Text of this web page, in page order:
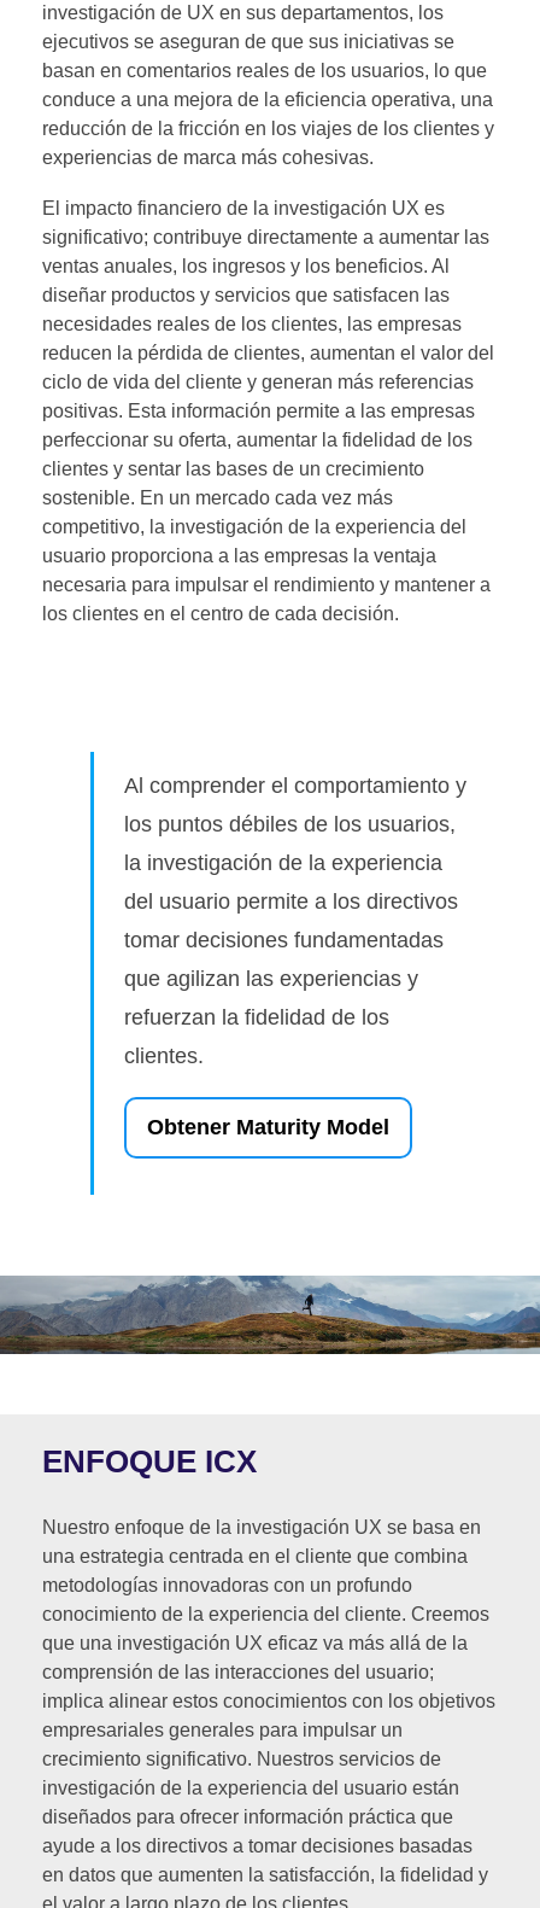
investigación de UX en sus departamentos, los
ejecutivos se aseguran de que sus iniciativas se
basan en comentarios reales de los usuarios, lo que
conduce a una mejora de la eficiencia operativa, una
reducción de la fricción en los viajes de los clientes y
experiencias de marca más cohesivas.
El impacto financiero de la investigación UX es
significativo; contribuye directamente a aumentar las
ventas anuales, los ingresos y los beneficios. Al
diseñar productos y servicios que satisfacen las
necesidades reales de los clientes, las empresas
reducen la pérdida de clientes, aumentan el valor del
ciclo de vida del cliente y generan más referencias
positivas. Esta información permite a las empresas
perfeccionar su oferta, aumentar la fidelidad de los
clientes y sentar las bases de un crecimiento
sostenible. En un mercado cada vez más
competitivo, la investigación de la experiencia del
usuario proporciona a las empresas la ventaja
necesaria para impulsar el rendimiento y mantener a
los clientes en el centro de cada decisión.
Al comprender el comportamiento y
los puntos débiles de los usuarios,
la investigación de la experiencia
del usuario permite a los directivos
tomar decisiones fundamentadas
que agilizan las experiencias y
refuerzan la fidelidad de los
clientes.
Obtener Maturity Model
ENFOQUE ICX
Nuestro enfoque de la investigación UX se basa en
una estrategia centrada en el cliente que combina
metodologías innovadoras con un profundo
conocimiento de la experiencia del cliente. Creemos
que una investigación UX eficaz va más allá de la
comprensión de las interacciones del usuario;
implica alinear estos conocimientos con los objetivos
empresariales generales para impulsar un
crecimiento significativo. Nuestros servicios de
investigación de la experiencia del usuario están
diseñados para ofrecer información práctica que
ayude a los directivos a tomar decisiones basadas
en datos que aumenten la satisfacción, la fidelidad y
el valor a largo plazo de los clientes.